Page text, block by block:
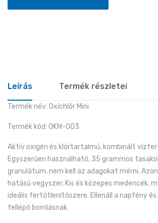
Leírás Termék részletei
Termék név: Oxichlór Mini
Termék kód: OKM-003
Aktív oxigén és klórtartalmú, kombinált
Egyszerűen használható, 35 grammos
granulátum, nem kell az adagokat mérni.
hatású vegyszer. Kis és közepes medencék,
ideális fertőtlenítőszere. Ellenáll a napfény és
fellépő bomlásnak.